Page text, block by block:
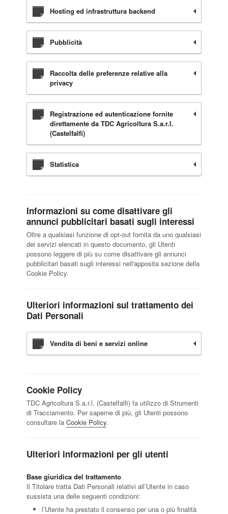
Hosting ed infrastruttura backend
Pubblicità
Raccolta delle preferenze relative alla
privacy
Registrazione ed autenticazione fornite
direttamente da TDC Agricoltura S.a.r.l.
(Castelfalfi)
Statistica
Informazioni su come disattivare gli
annunci pubblicitari basati sugli interessi
Oltre a qualsiasi funzione di opt-out fornita da uno qualsiasi
dei servizi elencati in questo documento, gli Utenti
possono leggere di più su come disattivare gli annunci
pubblicitari basati sugli interessi nell'apposita sezione della
Cookie Policy.
Ulteriori informazioni sul trattamento dei
Dati Personali
Vendita di beni e servizi online
Cookie Policy
TDC Agricoltura S.a.r.l. (Castelfalfi) fa utilizzo di Strumenti
di Tracciamento. Per saperne di più, gli Utenti possono
consultare la Cookie Policy.
Ulteriori informazioni per gli utenti
Base giuridica del trattamento
Il Titolare tratta Dati Personali relativi all’Utente in caso
sussista una delle seguenti condizioni:
l’Utente ha prestato il consenso per una o più finalità